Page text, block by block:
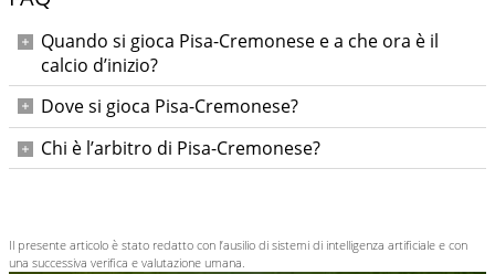
Quando si gioca Pisa-Cremonese e a che ora è il
calcio d’inizio?
Pisa-Cremonese si gioca venerdì 7 novembre 2025 con
inizio alle ore 20:45.
Dove si gioca Pisa-Cremonese?
La partita si disputa all’Arena Garibaldi - Stadio Romeo
Anconetani di Pisa.
Chi è l’arbitro di Pisa-Cremonese?
Il presente articolo è stato redatto con l’ausilio di sistemi di intelligenza artificiale e con
una successiva verifica e valutazione umana.